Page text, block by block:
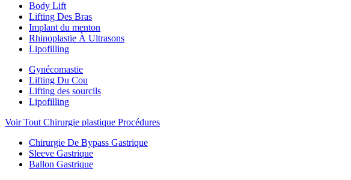
Body Lift
Lifting Des Bras
Implant du menton
Rhinoplastie À Ultrasons
Lipofilling
Gynécomastie
Lifting Du Cou
Lifting des sourcils
Lipofilling
Voir Tout Chirurgie plastique Procédures
Chirurgie De Bypass Gastrique
Sleeve Gastrique
Ballon Gastrique